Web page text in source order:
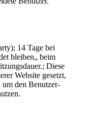
14 Tage bei
bleiben„ beim
Diese
Website gesetzt,
um den Benutzer-